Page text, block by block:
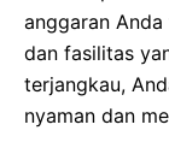
anggaran
dan fasilitas
terjangkau,
nyaman dan